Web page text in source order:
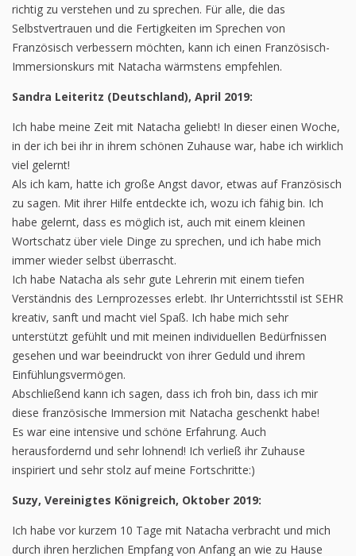
richtig zu verstehen und zu sprechen. Für alle, die das
Selbstvertrauen und die Fertigkeiten im Sprechen von
Französisch verbessern möchten, kann ich einen Französisch-
Immersionskurs mit Natacha wärmstens empfehlen.
Sandra Leiteritz (Deutschland), April 2019:
Ich habe meine Zeit mit Natacha geliebt! In dieser einen Woche,
in der ich bei ihr in ihrem schönen Zuhause war, habe ich wirklich
viel gelernt!
Als ich kam, hatte ich große Angst davor, etwas auf Französisch
zu sagen. Mit ihrer Hilfe entdeckte ich, wozu ich fähig bin. Ich
habe gelernt, dass es möglich ist, auch mit einem kleinen
Wortschatz über viele Dinge zu sprechen, und ich habe mich
immer wieder selbst überrascht.
Ich habe Natacha als sehr gute Lehrerin mit einem tiefen
Verständnis des Lernprozesses erlebt. Ihr Unterrichtsstil ist SEHR
kreativ, sanft und macht viel Spaß. Ich habe mich sehr
unterstützt gefühlt und mit meinen individuellen Bedürfnissen
gesehen und war beeindruckt von ihrer Geduld und ihrem
Einfühlungsvermögen.
Abschließend kann ich sagen, dass ich froh bin, dass ich mir
diese französische Immersion mit Natacha geschenkt habe!
Es war eine intensive und schöne Erfahrung. Auch
herausfordernd und sehr lohnend! Ich verließ ihr Zuhause
inspiriert und sehr stolz auf meine Fortschritte:)
Suzy, Vereinigtes Königreich, Oktober 2019:
Ich habe vor kurzem 10 Tage mit Natacha verbracht und mich
durch ihren herzlichen Empfang von Anfang an wie zu Hause